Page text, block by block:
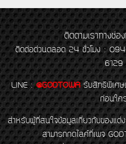
ติดตามเราทางช่อง
ติดต่อด่วนตลอด 24 ชั่วโมง :
6129
LINE : @GODTOWA รับสิทธิพิเศษ
ก่อนใค
สำหรับผู้ที่สนใจข้อมูลเกี่ยวกับของแ
สามารถกดไลค์ที่เพจ